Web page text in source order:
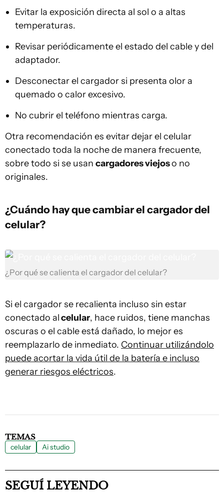
Evitar la exposición directa al sol o a altas
temperaturas.
Revisar periódicamente el estado del cable y del
adaptador.
Desconectar el cargador si presenta olor a
quemado o calor excesivo.
No cubrir el teléfono mientras carga.
Otra recomendación es evitar dejar el celular
conectado toda la noche de manera frecuente,
sobre todo si se usan cargadores viejoso no
originales.
¿Cuándo hay que cambiar el cargador del
celular?
¿Por qué se calienta el cargador del celular?
Si el cargador se recalienta incluso sin estar
conectado alcelular, hace ruidos, tiene manchas
oscuras o el cable está dañado, lo mejor es
reemplazarlo de inmediato. Continuar utilizándolo
puede acortar la vida útil de la batería e incluso
generar riesgos eléctricos.
TEMAS
celular Ai studio
SEGUÍ LEYENDO